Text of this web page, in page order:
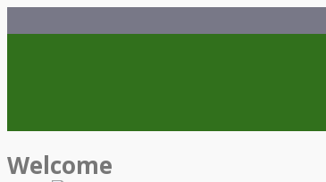
Welcome